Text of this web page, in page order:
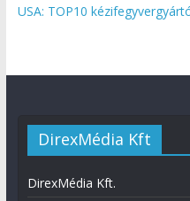
USA: TOP10
DirexMédia Kft
DirexMédia Kft.